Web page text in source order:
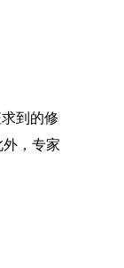
到的修
，专家